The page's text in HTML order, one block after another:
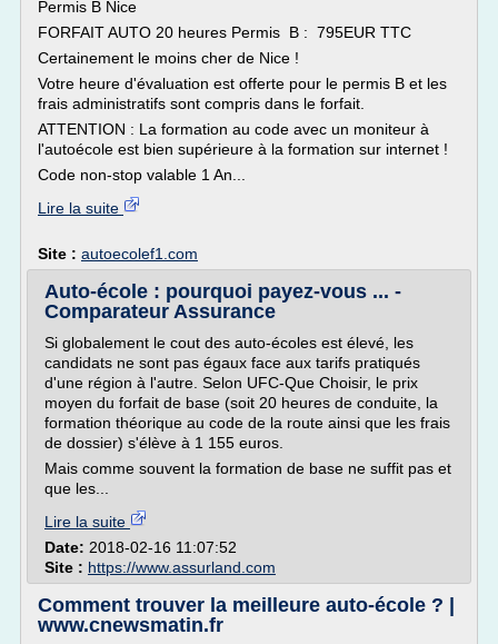
Permis B Nice
FORFAIT AUTO 20 heures Permis B : 795EUR TTC
Certainement le moins cher de Nice !
Votre heure d'évaluation est offerte pour le permis B et les
frais administratifs sont compris dans le forfait.
ATTENTION : La formation au code avec un moniteur à
l'autoécole est bien supérieure à la formation sur internet !
Code non-stop valable 1 An...
Lire la suite
Site : autoecolef1.com
Auto-école : pourquoi payez-vous ... -
Comparateur Assurance
Si globalement le cout des auto-écoles est élevé, les
candidats ne sont pas égaux face aux tarifs pratiqués
d'une région à l'autre. Selon UFC-Que Choisir, le prix
moyen du forfait de base (soit 20 heures de conduite, la
formation théorique au code de la route ainsi que les frais
de dossier) s'élève à 1 155 euros.
Mais comme souvent la formation de base ne suffit pas et
que les...
Lire la suite
Date: 2018-02-16 11:07:52
Site : https://www.assurland.com
Comment trouver la meilleure auto-école ? |
www.cnewsmatin.fr